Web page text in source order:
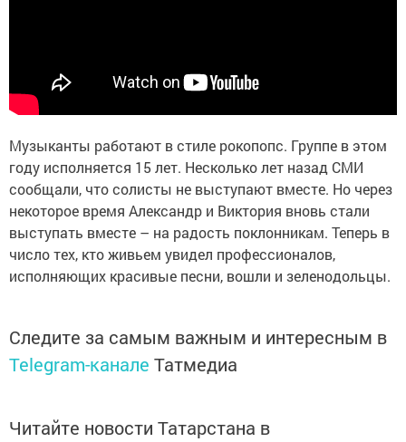
Музыканты работают в стиле рокопопс. Группе в этом
году исполняется 15 лет. Несколько лет назад СМИ
сообщали, что солисты не выступают вместе. Но через
некоторое время Александр и Виктория вновь стали
выступать вместе – на радость поклонникам. Теперь в
число тех, кто живьем увидел профессионалов,
исполняющих красивые песни, вошли и зеленодольцы.
Следите за самым важным и интересным в
Telegram-канале Татмедиа
Читайте новости Татарстана в